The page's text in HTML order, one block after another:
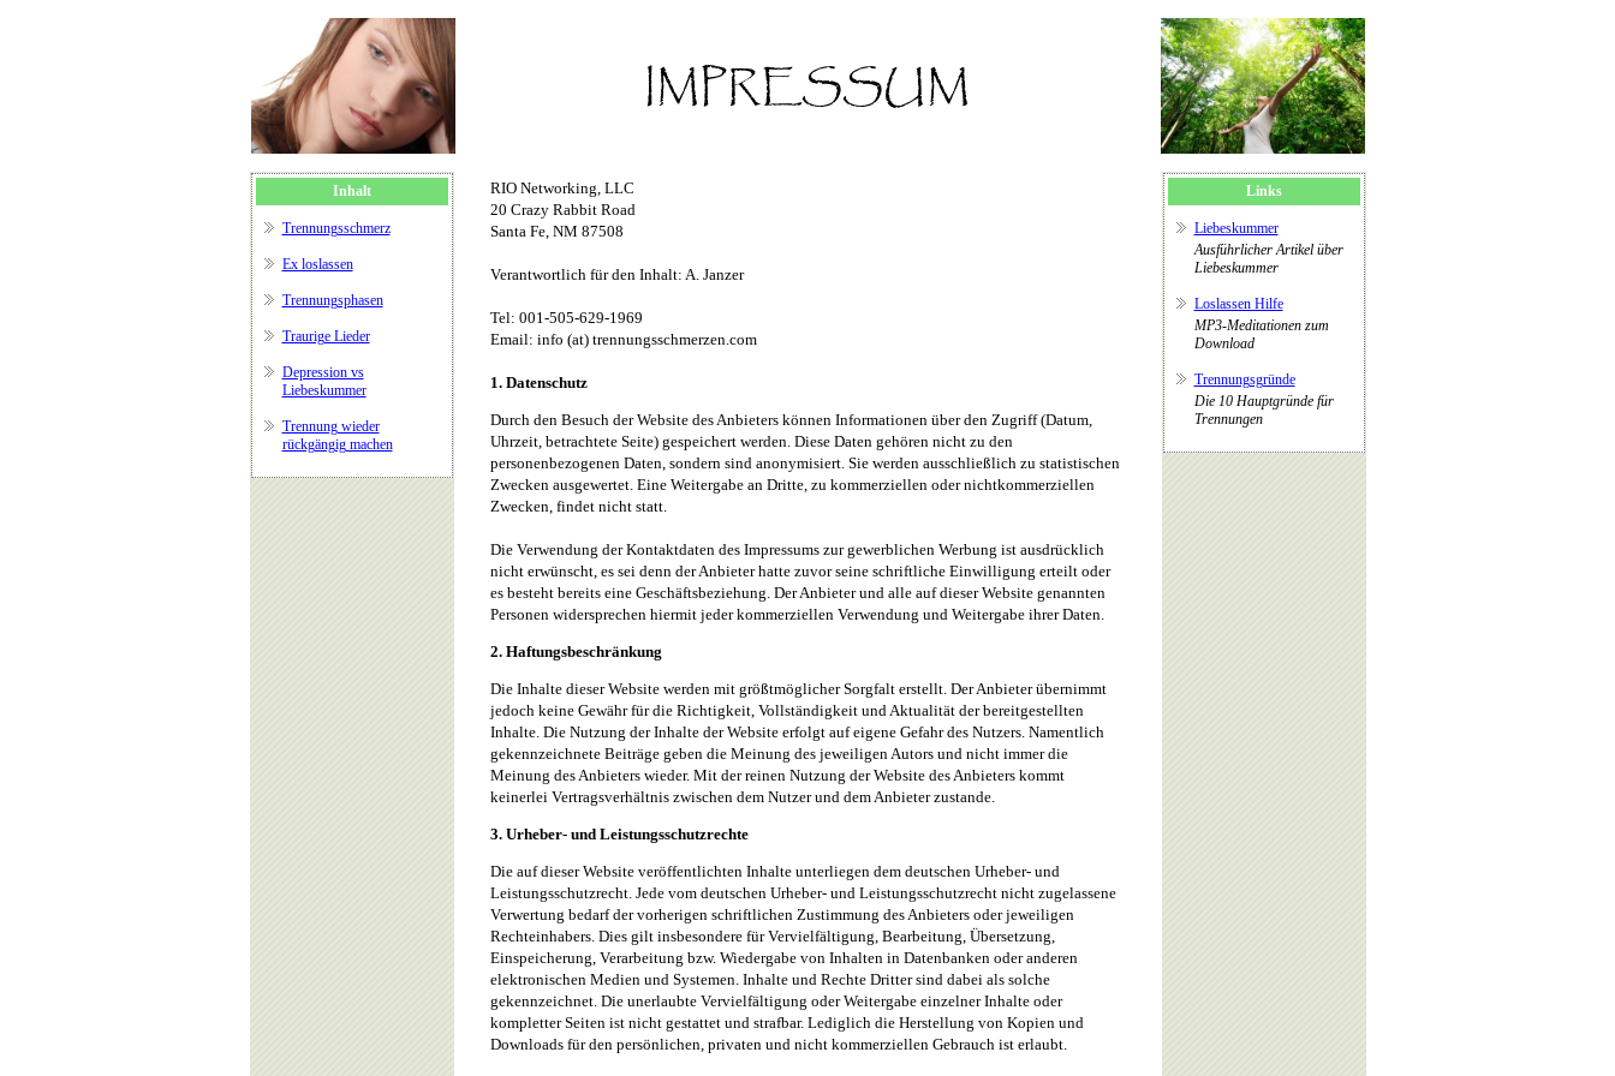
IMPRESSUM
Inhalt
Trennungsschmerz
Ex loslassen
Trennungsphasen
Traurige Lieder
Depression vs
Liebeskummer
Trennung wieder
rückgängig machen
RIO Networking, LLC
20 Crazy Rabbit Road
Santa Fe, NM 87508
Verantwortlich für den Inhalt: A. Janzer
Tel: 001-505-629-1969
Email: info (at) trennungsschmerzen.com
1. Datenschutz
Durch den Besuch der Website des Anbieters können Informationen über den Zugriff (Datum,
Uhrzeit, betrachtete Seite) gespeichert werden. Diese Daten gehören nicht zu den
personenbezogenen Daten, sondern sind anonymisiert. Sie werden ausschließlich zu statistischen
Zwecken ausgewertet. Eine Weitergabe an Dritte, zu kommerziellen oder nichtkommerziellen
Zwecken, findet nicht statt.
Die Verwendung der Kontaktdaten des Impressums zur gewerblichen Werbung ist ausdrücklich
nicht erwünscht, es sei denn der Anbieter hatte zuvor seine schriftliche Einwilligung erteilt oder
es besteht bereits eine Geschäftsbeziehung. Der Anbieter und alle auf dieser Website genannten
Personen widersprechen hiermit jeder kommerziellen Verwendung und Weitergabe ihrer Daten.
2. Haftungsbeschränkung
Die Inhalte dieser Website werden mit größtmöglicher Sorgfalt erstellt. Der Anbieter übernimmt
jedoch keine Gewähr für die Richtigkeit, Vollständigkeit und Aktualität der bereitgestellten
Inhalte. Die Nutzung der Inhalte der Website erfolgt auf eigene Gefahr des Nutzers. Namentlich
gekennzeichnete Beiträge geben die Meinung des jeweiligen Autors und nicht immer die
Meinung des Anbieters wieder. Mit der reinen Nutzung der Website des Anbieters kommt
keinerlei Vertragsverhältnis zwischen dem Nutzer und dem Anbieter zustande.
3. Urheber- und Leistungsschutzrechte
Die auf dieser Website veröffentlichten Inhalte unterliegen dem deutschen Urheber- und
Leistungsschutzrecht. Jede vom deutschen Urheber- und Leistungsschutzrecht nicht zugelassene
Verwertung bedarf der vorherigen schriftlichen Zustimmung des Anbieters oder jeweiligen
Rechteinhabers. Dies gilt insbesondere für Vervielfältigung, Bearbeitung, Übersetzung,
Einspeicherung, Verarbeitung bzw. Wiedergabe von Inhalten in Datenbanken oder anderen
elektronischen Medien und Systemen. Inhalte und Rechte Dritter sind dabei als solche
gekennzeichnet. Die unerlaubte Vervielfältigung oder Weitergabe einzelner Inhalte oder
kompletter Seiten ist nicht gestattet und strafbar. Lediglich die Herstellung von Kopien und
Downloads für den persönlichen, privaten und nicht kommerziellen Gebrauch ist erlaubt.
Links
Liebeskummer
Ausführlicher Artikel über
Liebeskummer
Loslassen Hilfe
MP3-Meditationen zum
Download
Trennungsgründe
Die 10 Hauptgründe für
Trennungen